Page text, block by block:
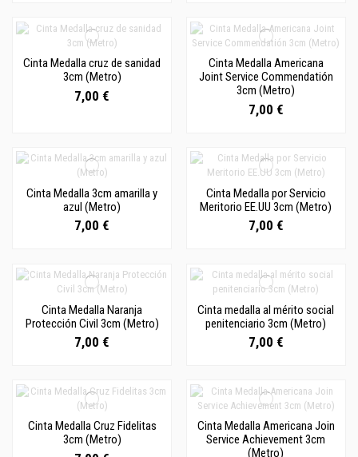
Cinta Medalla cruz de sanidad
3cm (Metro)
7,00 €
Cinta Medalla Americana
Joint Service Commendatión
3cm (Metro)
7,00 €
Cinta Medalla 3cm amarilla y
azul (Metro)
7,00 €
Cinta Medalla por Servicio
Meritorio EE.UU 3cm (Metro)
7,00 €
Cinta Medalla Naranja
Protección Civil 3cm (Metro)
7,00 €
Cinta medalla al mérito social
penitenciario 3cm (Metro)
7,00 €
Cinta Medalla Cruz Fidelitas
3cm (Metro)
Cinta Medalla Americana Join
Service Achievement 3cm
(Metro)